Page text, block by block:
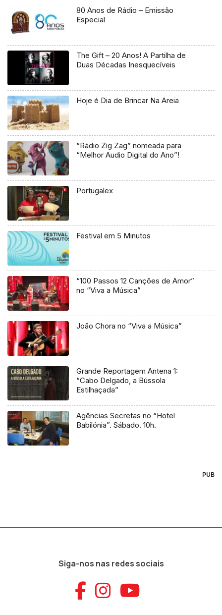
80 Anos de Rádio – Emissão
Especial
The Gift – 20 Anos! A Partilha de
Duas Décadas Inesquecíveis
Hoje é Dia de Brincar Na Areia
“Rádio Zig Zag” nomeada para
“Melhor Audio Digital do Ano”!
Portugalex
Festival em 5 Minutos
“100 Passos 12 Canções de Amor”
no “Viva a Música”
João Chora no “Viva a Música”
Grande Reportagem Antena 1:
“Cabo Delgado, a Bússola
Estilhaçada”
Agências Secretas no “Hotel
Babilónia”. Sábado. 10h.
PUB
Siga-nos nas redes sociais
Aceder ao
Aceder ao
Aceder